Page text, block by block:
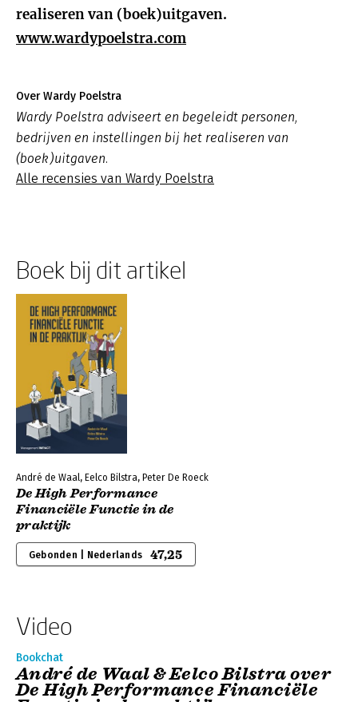
realiseren van (boek)uitgaven.
www.wardypoelstra.com
Over Wardy Poelstra
Wardy Poelstra adviseert en begeleidt personen,
bedrijven en instellingen bij het realiseren van
(boek)uitgaven.
Alle recensies van Wardy Poelstra
Boek bij dit artikel
André de Waal, Eelco Bilstra, Peter De Roeck
De High Performance
Financiële Functie in de
praktijk
Gebonden | Nederlands 47,25
Video
Bookchat
André de Waal & Eelco Bilstra over
De High Performance Financiële